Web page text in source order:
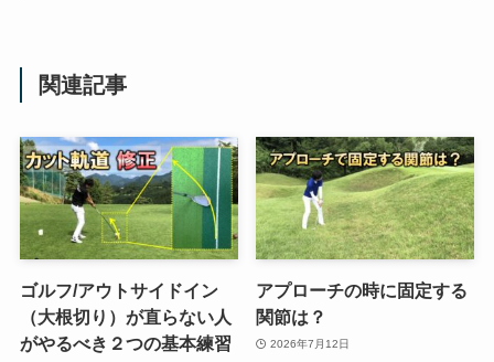
関連記事
ゴルフ/アウトサイドイン
（大根切り）が直らない人
がやるべき２つの基本練習
アプローチの時に固定する
関節は？
2026年7月12日